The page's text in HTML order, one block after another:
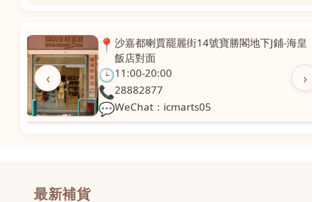
‹ ›
📍澳門啤利喇街121號珍興樓L1舖 粵華廣場對
面
🕒11:00-20:00
📞28331971
💬WeChat：icmarts02
最新補貨